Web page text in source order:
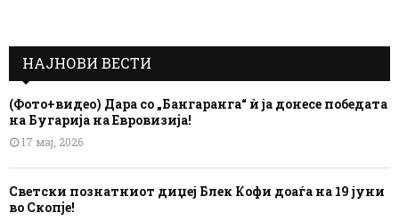
НАЈНОВИ ВЕСТИ
(Фото+видео) Дара со „Бангаранга“ ѝ ја донесе победата
на Бугарија на Евровизија!
17 мај, 2026
Светски познатниот диџеј Блек Кофи доаѓа на 19 јуни
во Скопје!